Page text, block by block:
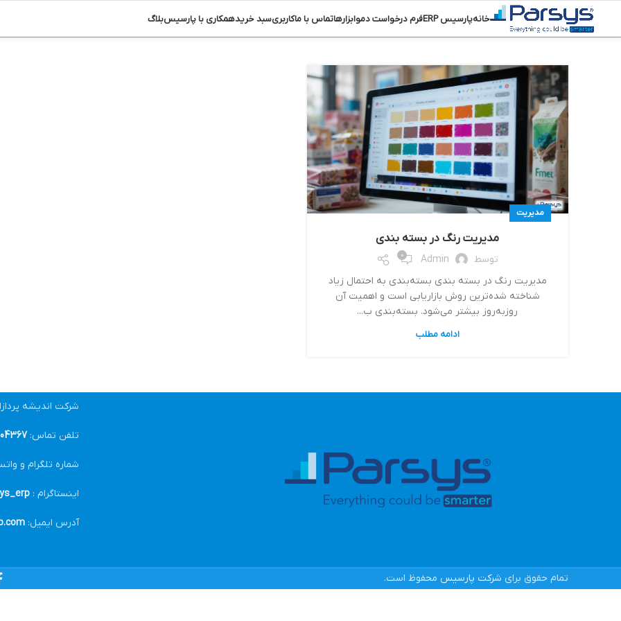
خانهپارسیس ERP فرم درخواست دموابزارهاتماس با ماکاربریسبد خریدهمکاری با پارسیسبلاگ
مدیریت
مدیریت رنگ در بسته‌ بندی‌
توسط Admin
0
مدیریت رنگ در بسته‌ بندی‌ بسته‌بندی به احتمال زیاد
شناخته شده‌ترین روش ‌بازاریابی است و اهمیت آن
روزبه‌روز بیشتر می‌شود. بسته‌بندی ب...
ادامه مطلب
شرکت اندیشه
تلفن تماس:021
شماره تلگرام و
اینستاگرام :
آدرس ایمیل:
تمام حقوق برای شرکت پارسیس محفوظ است.